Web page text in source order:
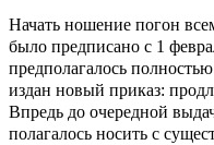
Начать ношение погон
было предписано с 1
предполагалось
издан новый приказ:
Впредь до очередной
полагалось носить с